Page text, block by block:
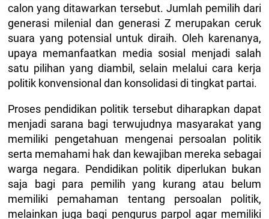
calon yang ditawarkan tersebut. Jumlah pemilih dari
generasi milenial dan generasi Z merupakan ceruk
suara yang potensial untuk diraih. Oleh karenanya,
upaya memanfaatkan media sosial menjadi salah
satu pilihan yang diambil, selain melalui cara kerja
politik konvensional dan konsolidasi di tingkat partai.
Proses pendidikan politik tersebut diharapkan dapat
menjadi sarana bagi terwujudnya masyarakat yang
memiliki pengetahuan mengenai persoalan politik
serta memahami hak dan kewajiban mereka sebagai
warga negara. Pendidikan politik diperlukan bukan
saja bagi para pemilih yang kurang atau belum
memiliki pemahaman tentang persoalan politik,
melainkan juga bagi pengurus parpol agar memiliki